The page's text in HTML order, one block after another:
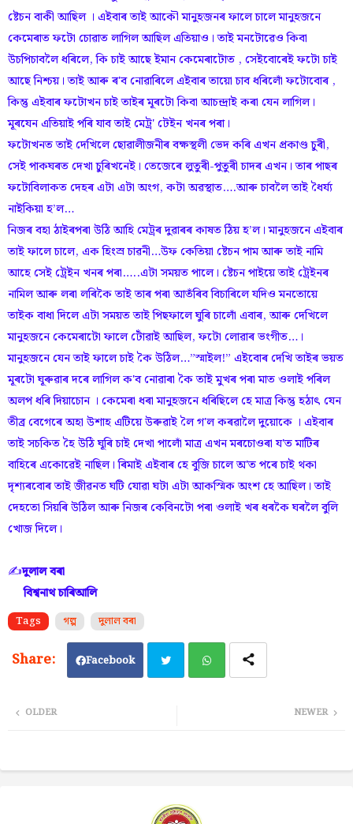
ষ্টেচন বাকী আছিল । এইবাৰ তাই আকৌ মানুহজনৰ ফালে চালে মানুহজনে
কেমেৰাত ফটো চোৱাত লাগিল আছিল এতিয়াও। তাই মনটোৱেও কিবা
উচপিচাবলৈ ধৰিলে, কি চাই আছে ইমান কেমেৰাটোত , সেইবোৰেই ফটো চাই
আছে নিশ্চয়। তাই আৰু ৰ'ব নোৱাৰিলে এইবাৰ তায়ো চাব ধৰিলোঁ ফটোবোৰ ,
কিন্তু এইবাৰ ফটোখন চাই তাইৰ মূৰটো কিবা আচন্দ্ৰাই কৰা যেন লাগিল।
মূৰযেন এতিয়াই পৰি যাব তাই মেট্ৰ' টেইন খনৰ পৰা।
ফটোখনত তাই দেখিলে ছোৱালীজনীৰ বক্ষস্থলী ভেদ কৰি এখন প্ৰকাণ্ড চুৰী,
সেই পাকঘৰত দেখা চুৰিখনেই। তেজেৰে লুতুৰী-পুতুৰী চাদৰ এখন। তাৰ পাছৰ
ফটোবিলাকত দেহৰ এটা এটা অংগ, কটা অৱস্থাত….আৰু চাবলৈ তাই ধৈৰ্য্য
নাইকিয়া হ’ল…
নিজৰ বহা ঠাইৰপৰা উঠি আহি মেট্ৰৰ দুৱাৰৰ কাষত ঠিয় হ’ল। মানুহজনে এইবাৰ
তাই ফালে চালে, এক হিংস্ৰ চাৱনী…উফ কেতিয়া ষ্টেচন পাম আৰু তাই নামি
আহে সেই ট্ৰেইন খনৰ পৰা…..এটা সময়ত পালে। ষ্টেচন পাইয়ে তাই ট্ৰেইনৰ
নামিল আৰু লৰা লৰিকৈ তাই তাৰ পৰা আতঁৰিব বিচাৰিলে যদিও মনতোয়ে
তাইক বাধা দিলে এটা সময়ত তাই পিছফালে ঘুৰি চালোঁ এবাৰ, আৰু দেখিলে
মানুহজনে কেমেৰাটো ফালে টোঁৱাই আছিল, ফটো লোৱাৰ ভংগীত…।
মানুহজনে যেন তাই ফালে চাই কৈ উঠিল…”স্মাইল!” এইবোৰ দেখি তাইৰ ভয়ত
মূৰটো ঘূৰুৱাৰ দৰে লাগিল ক'ব নোৱাৰা কৈ তাই মুখৰ পৰা মাত ওলাই পৰিল
অলপ ধৰি দিয়াচোন । কেমেৰা ধৰা মানুহজনে ধৰিছিলে হে মাত্ৰ কিন্তু হঠাৎ যেন
তীব্ৰ বেগেৰে অহা উশাহ এটিয়ে উৰুৱাই লৈ গ'ল কৰৱালৈ দুয়োকে । এইবাৰ
তাই সচকিত হৈ উঠি ঘূৰি চাই দেখা পালোঁ মাত্ৰ এখন মৰচোওৰা য'ত মাটিৰ
বাহিৰে একোৱেই নাছিল। ৰিমাই এইবাৰ হে বুজি চালে অ'ত পৰে চাই থকা
দৃশ্যৰবোৰ তাই জীৱনত ঘটি যোৱা ঘটা এটা আকস্মিক অংশ হে আছিল। তাই
দেহতো সিয়ৰি উঠিল আৰু নিজৰ কেবিনটো পৰা ওলাই খৰ ধৰকৈ ঘৰলৈ বুলি
খোজ দিলে।
✍️দুলাল বৰা
বিশ্বনাথ চাৰিআলি
Tags গল্প দুলাল বৰা
Facebook
ap
NEWER
OLDER